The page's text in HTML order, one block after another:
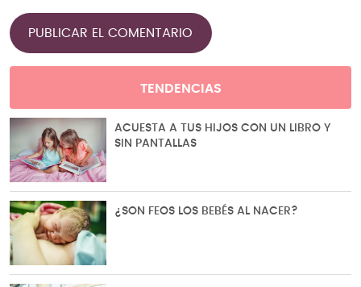
TENDENCIAS
ACUESTA A TUS HIJOS CON UN LIBRO Y
SIN PANTALLAS
¿SON FEOS LOS BEBÉS AL NACER?